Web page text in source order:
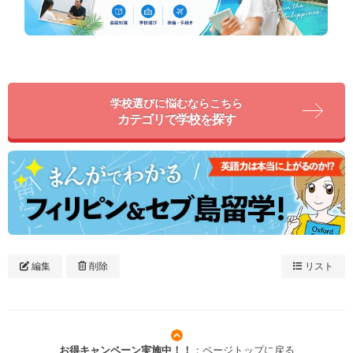
学校選びに悩むならこちら
カテゴリで学校を探す
編集 削除 リスト
お得キャンペーン実施中！！ ：ページトップに戻る